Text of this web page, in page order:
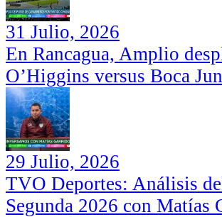
31 Julio, 2026
En Rancagua, Amplio
O’Higgins versus Boca
29 Julio, 2026
TVO Deportes: Análisis
Segunda 2026 con Matías